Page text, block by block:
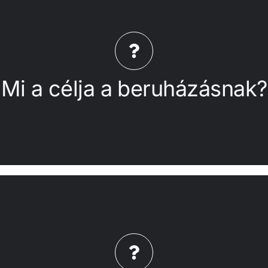
Mi a célja a beruházásnak?
Mi a célja a beruházásnak?
Városi Eső projekt keretében jött létre, és a
projektben vállalt hosszú távú célja, hogy a
váló csapadékmennyiség a jövőben minél kisebb
projekttel azt kívánja demonstrálni, hogy a vízgyűjtő